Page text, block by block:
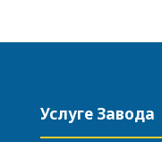
Услуге Завода